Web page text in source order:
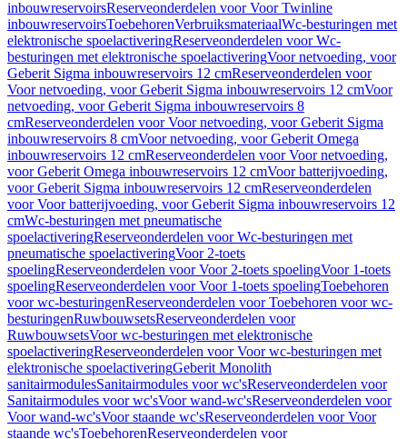
inbouwreservoirsReserveonderdelen voor Voor Twinline
inbouwreservoirsToebehorenVerbruiksmateriaalWc-besturingen met
elektronische spoelactiveringReserveonderdelen voor Wc-
besturingen met elektronische spoelactiveringVoor netvoeding, voor
Geberit Sigma inbouwreservoirs 12 cmReserveonderdelen voor
Voor netvoeding, voor Geberit Sigma inbouwreservoirs 12 cmVoor
netvoeding, voor Geberit Sigma inbouwreservoirs 8
cmReserveonderdelen voor Voor netvoeding, voor Geberit Sigma
inbouwreservoirs 8 cmVoor netvoeding, voor Geberit Omega
inbouwreservoirs 12 cmReserveonderdelen voor Voor netvoeding,
voor Geberit Omega inbouwreservoirs 12 cmVoor batterijvoeding,
voor Geberit Sigma inbouwreservoirs 12 cmReserveonderdelen
voor Voor batterijvoeding, voor Geberit Sigma inbouwreservoirs 12
cmWc-besturingen met pneumatische
spoelactiveringReserveonderdelen voor Wc-besturingen met
pneumatische spoelactiveringVoor 2-toets
spoelingReserveonderdelen voor Voor 2-toets spoelingVoor 1-toets
spoelingReserveonderdelen voor Voor 1-toets spoelingToebehoren
voor wc-besturingenReserveonderdelen voor Toebehoren voor wc-
besturingenRuwbouwsetsReserveonderdelen voor
RuwbouwsetsVoor wc-besturingen met elektronische
spoelactiveringReserveonderdelen voor Voor wc-besturingen met
elektronische spoelactiveringGeberit Monolith
sanitairmodulesSanitairmodules voor wc'sReserveonderdelen voor
Sanitairmodules voor wc'sVoor wand-wc'sReserveonderdelen voor
Voor wand-wc'sVoor staande wc'sReserveonderdelen voor Voor
staande wc'sToebehorenReserveonderdelen voor